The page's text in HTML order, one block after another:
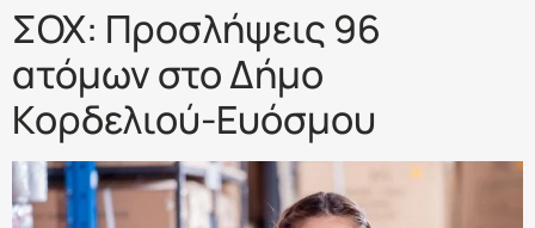
ΣΟΧ: Προσλήψεις 96
ατόμων στο Δήμο
Κορδελιού-Ευόσμου